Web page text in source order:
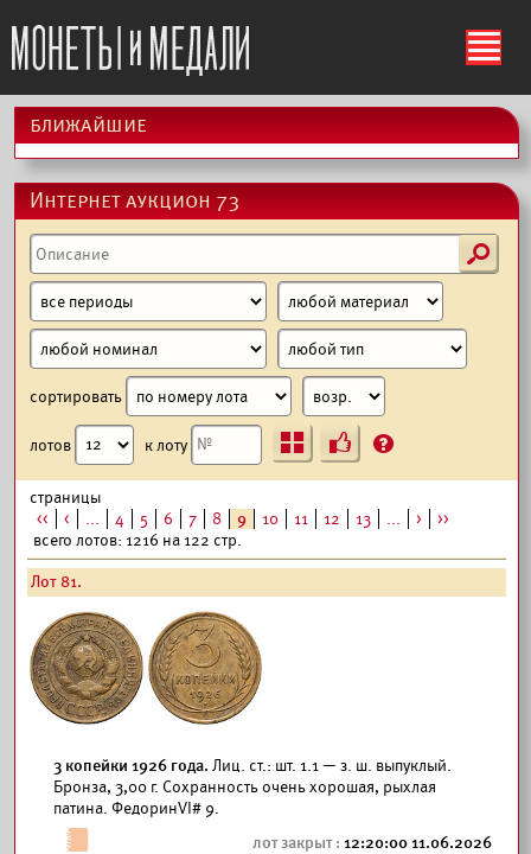
ś
ближайшие
Интернет аукцион 73
s
сортировать
лотов к лоту Ъ ?
страницы
<<
< ... 4 5 6 7 8 9 10 11 12 13 ... >
>>
всего лотов: 1216 на 122 стр.
Лот 81.
3 копейки 1926 года. Лиц. ст.: шт. 1.1 — з. ш. выпуклый.
Бронза, 3,00 г. Сохранность очень хорошая, рыхлая
патина. ФедоринVI# 9.
12:20:00 11.06.2026